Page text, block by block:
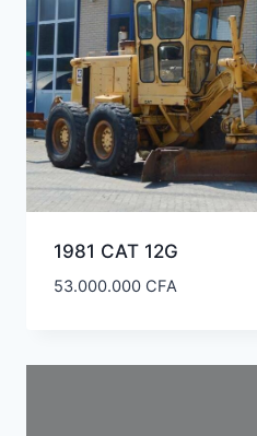
1981 CAT 12G
53.000.000 CFA